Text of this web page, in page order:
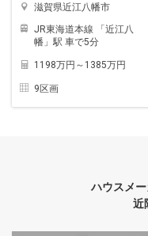
滋賀県近江八幡市
JR東海道本線 「近江八
幡」駅 車で5分
1198万円～1385万円
9区画
ハウスメ
近